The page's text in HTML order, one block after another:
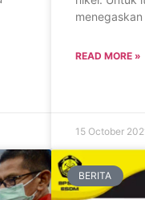
READ MORE »
15 October
BERITA